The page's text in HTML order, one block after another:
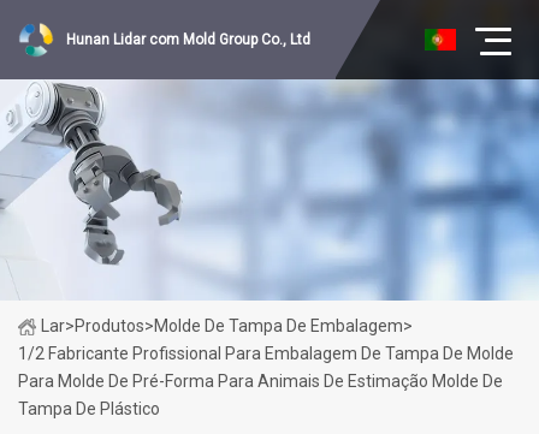
Hunan Lidar com Mold Group Co., Ltd
Lar>Produtos>Molde De Tampa De Embalagem>
1/2 Fabricante Profissional Para Embalagem De Tampa De Molde
Para Molde De Pré-Forma Para Animais De Estimação Molde De
Tampa De Plástico